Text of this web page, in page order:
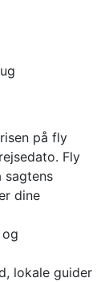
på fly
Fly
sagtens
dine
lokale guider